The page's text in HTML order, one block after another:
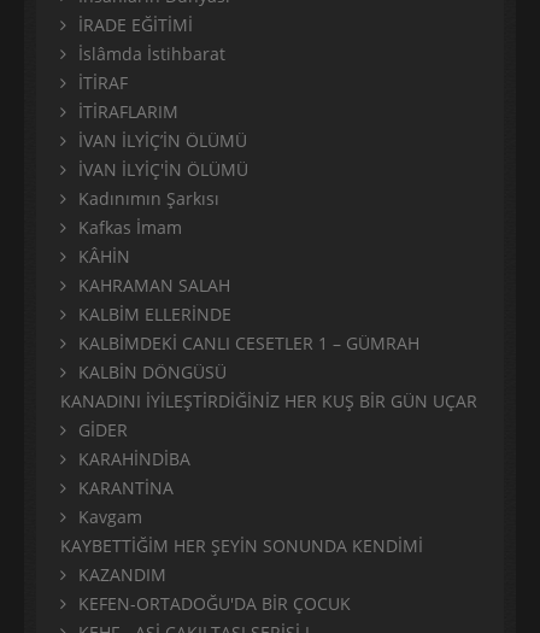
İRADE EĞİTİMİ
İslâmda İstihbarat
İTİRAF
İTİRAFLARIM
İVAN İLYİÇ’İN ÖLÜMÜ
İVAN İLYİÇ'İN ÖLÜMÜ
Kadınımın Şarkısı
Kafkas İmam
KÂHİN
KAHRAMAN SALAH
KALBİM ELLERİNDE
KALBİMDEKİ CANLI CESETLER 1 – GÜMRAH
KALBİN DÖNGÜSÜ
KANADINI İYİLEŞTİRDİĞİNİZ HER KUŞ BİR GÜN UÇAR
GİDER
KARAHİNDİBA
KARANTİNA
Kavgam
KAYBETTİĞİM HER ŞEYİN SONUNDA KENDİMİ
KAZANDIM
KEFEN-ORTADOĞU'DA BİR ÇOCUK